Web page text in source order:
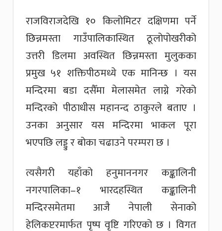
राजविराजदेखि १० किलोमिटर दक्षिणमा पर्ने
छिन्नमस्ता गाउँपालिकास्थित ठूलोपोखरीको
उत्तरी डिलमा अवस्थित छिन्नमस्ता मुलुकका
प्रमुख ५१ शक्तिपीठमध्ये एक मानिन्छ । यस
मन्दिरमा बडा दसैँमा मेलासमेत लाग्ने गरेको
मन्दिरको पीठाधीस महानन्द ठाकुरले बताए ।
उनका अनुसार यस मन्दिरमा भाकल पूरा
भएपछि लड्डु र बोका चढाउने परम्परा छ ।
त्यसैगरी यहाँको हनुमाननगर कङ्कालिनी
नगरपालिका–१ भारदहस्थित कङ्कालिनी
मन्दिरसमेतमा आजै नेपाली सेनाको
हेलिकप्टरमार्फत पृष्प वृष्टि गरिएको छ । विगत